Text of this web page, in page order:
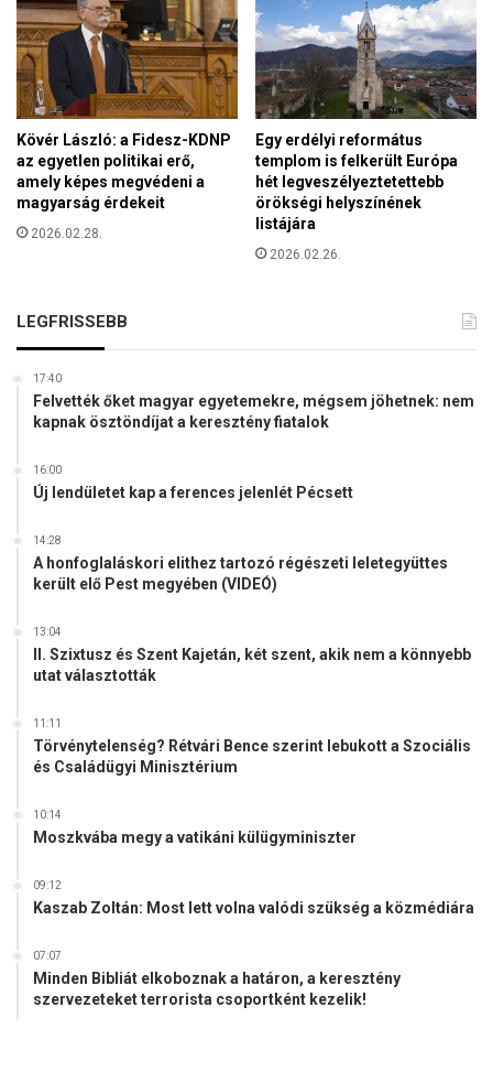
i
j
é
s
P
u
t
y
i
n
ö
e
l
y
e
n
Kövér László: a Fidesz-KDNP
az egyetlen politikai erő,
amely képes megvédeni a
magyarság érdekeit
2026.02.28.
Egy erdélyi református
templom is felkerült Európa
hét legveszélyeztetettebb
örökségi helyszínének
listájára
2026.02.26.
LEGFRISSEBB
17:40
Felvették őket magyar egyetemekre, mégsem jöhetnek: nem
kapnak ösztöndíjat a keresztény fiatalok
16:00
Új lendületet kap a ferences jelenlét Pécsett
14:28
A honfoglaláskori elithez tartozó régészeti leletegyüttes
került elő Pest megyében (VIDEÓ)
13:04
II. Szixtusz és Szent Kajetán, két szent, akik nem a könnyebb
utat választották
11:11
Törvénytelenség? Rétvári Bence szerint lebukott a Szociális
és Családügyi Minisztérium
10:14
Moszkvába megy a vatikáni külügyminiszter
09:12
Kaszab Zoltán: Most lett volna valódi szükség a közmédiára
07:07
Minden Bibliát elkoboznak a határon, a keresztény
szervezeteket terrorista csoportként kezelik!